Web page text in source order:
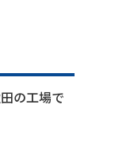
の工場で